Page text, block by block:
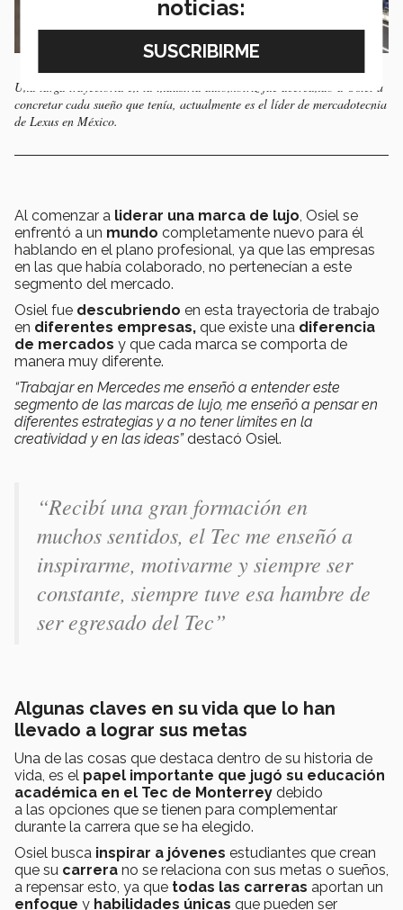
Una larga trayectoria en la industria automotriz fue acercando a Osiel a
concretar cada sueño que tenía, actualmente es el líder de mercadotecnia
de Lexus en México.
Al comenzar a liderar una marca de lujo, Osiel se
enfrentó a un mundo completamente nuevo para él
hablando en el plano profesional, ya que las empresas
en las que había colaborado, no pertenecían a este
segmento del mercado.
Osiel fue descubriendo en esta trayectoria de trabajo
en diferentes empresas, que existe una diferencia
de mercados y que cada marca se comporta de
manera muy diferente.
“Trabajar en Mercedes me enseñó a entender este
segmento de las marcas de lujo, me enseñó a pensar en
diferentes estrategias y a no tener límites en la
creatividad y en las ideas”destacó Osiel.
“Recibí una gran formación en
muchos sentidos, el Tec me enseñó a
inspirarme, motivarme y siempre ser
constante, siempre tuve esa hambre de
ser egresado del Tec”
Algunas claves en su vida que lo han
llevado a lograr sus metas
Una de las cosas que destaca dentro de su historia de
vida, es el papel importante que jugó su educación
académica en el Tec de Monterrey debido
a las opciones que se tienen para complementar
durante la carrera que se ha elegido.
Osiel busca inspirar a jóvenes estudiantes que crean
que su carrera no se relaciona con sus metas o sueños,
a repensar esto, ya que todas las carreras aportan un
enfoque y habilidades únicas que pueden ser
noticias: